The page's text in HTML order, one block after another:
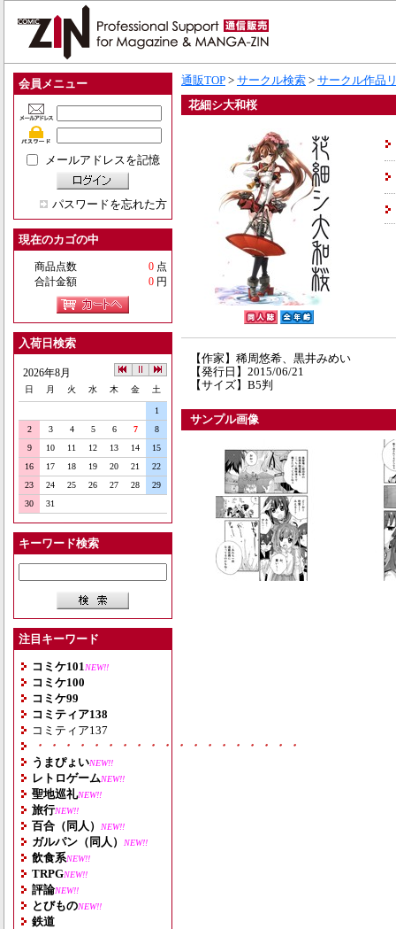
会員メニュー
メールアドレスを記憶
パスワードを忘れた方
現在のカゴの中
商品点数 0 点
合計金額
0 円
入荷日検索
2026年8月
日 月 火 水 木 金 土
1
2
3 4 5 6 7
8
9
10 11 12 13 14
15
16
17 18 19 20 21
22
23
24 25 26 27 28
29
30
31
キーワード検索
注目キーワード
コミケ101 NEW!!
コミケ100
コミケ99
コミティア138
コミティア137
・・・・・・・・・・・・・・・・・・・
うまぴょいNEW!!
レトロゲームNEW!!
聖地巡礼NEW!!
旅行NEW!!
百合（同人） NEW!!
ガルパン（同人） NEW!!
飲食系NEW!!
TRPGNEW!!
評論NEW!!
とびものNEW!!
鉄道
通販TOP > サークル検索 > サークル作品
花細シ大和桜
【作家】稀周悠希、黒井みめい
【発行日】2015/06/21
【サイズ】B5判
サンプル画像